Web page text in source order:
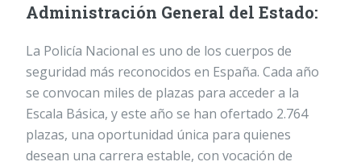
Administración General del Estado:
La Policía Nacional es uno de los cuerpos de
seguridad más reconocidos en España. Cada año
se convocan miles de plazas para acceder a la
Escala Básica, y este año se han ofertado 2.764
plazas, una oportunidad única para quienes
desean una carrera estable, con vocación de